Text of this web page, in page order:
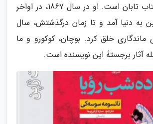
مدرن سرزمین آفتاب تابان است. او در سال 1867، در اواخر
به دنیا آمد و تا زمان درگذشتش، سال
ماندگاری خلق کرد. بوچان، کوکورو و ما
آثار برجستۀ این نویسنده است.